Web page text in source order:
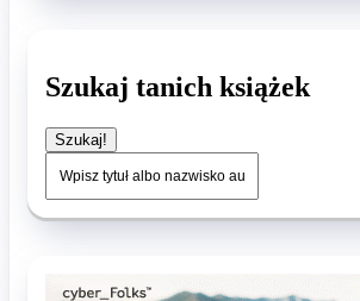
Szukaj tanich książek
Szukaj!